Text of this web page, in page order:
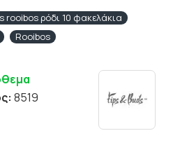
rooibos ρόδι 10 φακελάκια
Rooibos
8519